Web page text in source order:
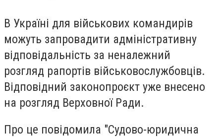
В Україні для військових командирів
можуть запровадити адміністративну
відповідальність за неналежний
розгляд рапортів військовослужбовців.
Відповідний законопроєкт уже внесено
на розгляд Верховної Ради.
Про це повідомила "Судово-юридична